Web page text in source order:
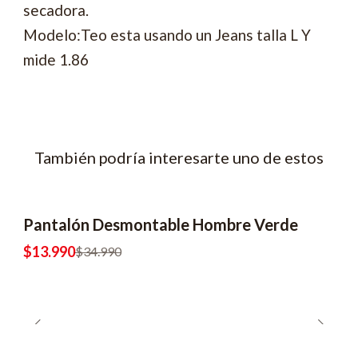
secadora.
Modelo:Teo esta usando un Jeans talla L Y
mide 1.86
También podría interesarte uno de estos
-60% OFF
Pantalón Desmontable Hombre Verde
$13.990$34.990